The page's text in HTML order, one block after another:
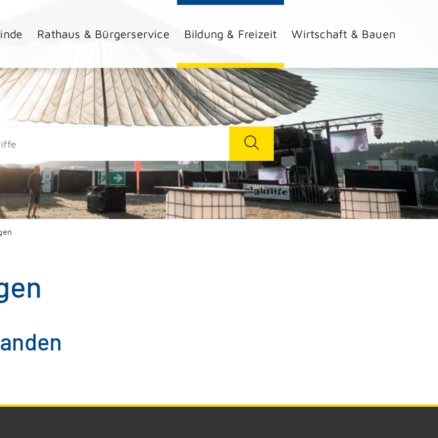
Rathaus & Bürgerservice Bildung & Freizeit Wirtschaft & Bauen